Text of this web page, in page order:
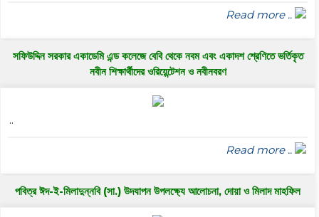
Read more ..
সফিউদ্দিন সরকার একাডেমি এন্ড কলেজে বেবি থেকে নবম এবং একাদশ শ্রেণিতে ভর্তিকৃত
নবীন শিক্ষার্থীদের ওরিয়েন্টেশন ও নবীনবরণ
..
Read more ..
পবিত্র ঈদ-ই-মিলাদুন্নবি (সা.) উদযাপন উপলক্ষ্যে আলোচনা, দোয়া ও মিলাদ মাহফিল